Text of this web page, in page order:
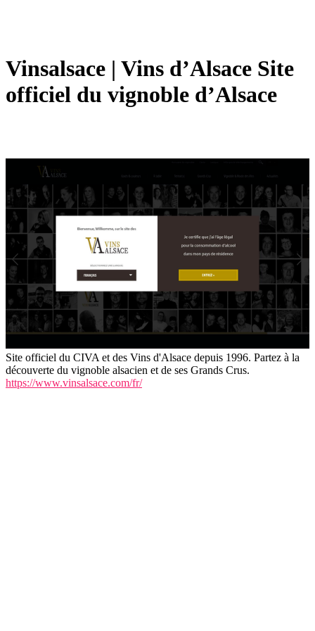
Vinsalsace | Vins d’Alsace Site
officiel du vignoble d’Alsace
Site officiel du CIVA et des Vins d'Alsace depuis 1996. Partez à la
découverte du vignoble alsacien et de ses Grands Crus.
https://www.vinsalsace.com/fr/